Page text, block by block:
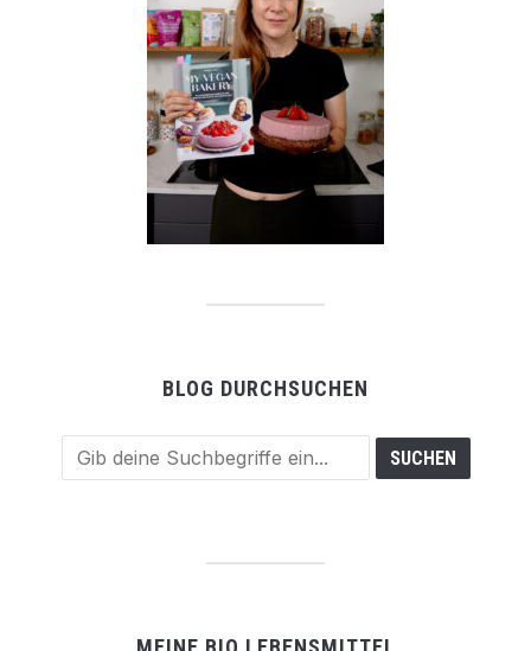
BLOG DURCHSUCHEN